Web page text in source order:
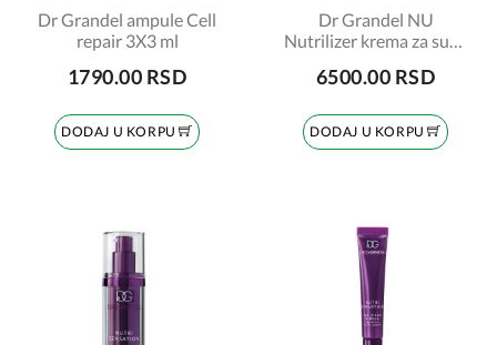
Dr Grandel ampule Cell
repair 3X3 ml
1790.00 RSD
DODAJ U KORPU
Dr Grandel NU
Nutrilizer krema za suvu
6500.00 RSD
DODAJ U KORPU